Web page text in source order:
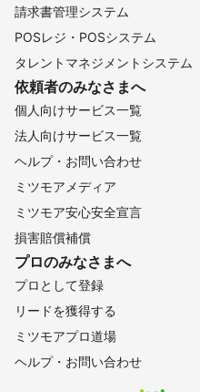
請求書管理システム
POSレジ・POSシステム
タレントマネジメントシステム
依頼者のみなさまへ
個人向けサービス一覧
法人向けサービス一覧
ヘルプ・お問い合わせ
ミツモアメディア
ミツモア安心安全宣言
損害賠償補償
プロのみなさまへ
プロとして登録
リードを獲得する
ミツモアプロ道場
ヘルプ・お問い合わせ